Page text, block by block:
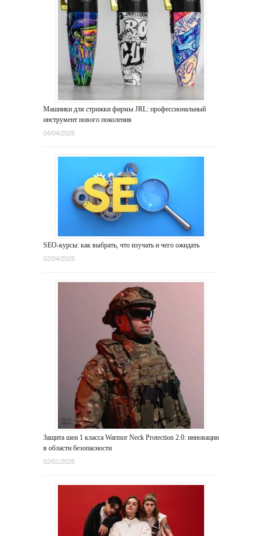
Машинки для стрижки фирмы JRL: профессиональный
инструмент нового поколения
04/04/2025
SEO-курсы: как выбрать, что изучать и чего ожидать
02/04/2025
Защита шеи 1 класса Warmor Neck Protection 2.0: инновации
в области безопасности
02/01/2025